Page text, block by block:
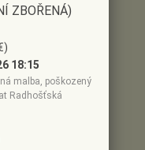
ZBOŘENÁ)
18:15
malba, poškozený
Radhošťská